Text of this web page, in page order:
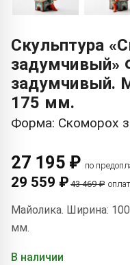
Скульптура
задумчивый»
задумчивый.
175 мм.
Форма: Скоморох
27 195 ₽ по
29 559 ₽ 43 469 ₽
Майолика. Ширина:
мм.
В наличии